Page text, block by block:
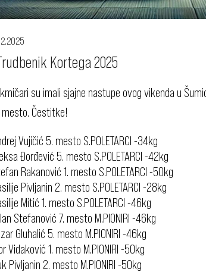
Kortega 2025
su imali sjajne nastupe ovog vikenda u
Čestitke!
Vujičić 5. mesto S.POLETARCI -34kg
Đorđević 5. mesto S.POLETARCI -42kg
Rakanović 1. mesto S.POLETARCI -50kg
Pivljanin 2. mesto S.POLETARCI -28kg
Mitić 1. mesto S.POLETARCI -46kg
Stefanović 7. mesto M.PIONIRI -46kg
Gluhalić 5. mesto M.PIONIRI -46kg
Vidaković 1. mesto M.PIONIRI -50kg
Pivljanin 2. mesto M.PIONIRI -50kg